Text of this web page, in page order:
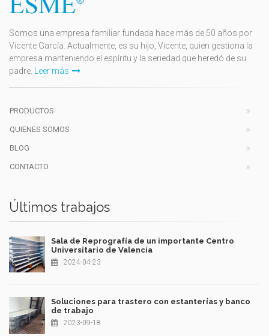
Somos una empresa familiar fundada hace más de 50 años por
Vicente García. Actualmente, es su hijo, Vicente, quien gestiona la
empresa manteniendo el espíritu y la seriedad que heredó de su
padre.
Leer más
PRODUCTOS
QUIENES SOMOS
BLOG
CONTACTO
Últimos trabajos
Sala de Reprografía de un importante Centro
Universitario de Valencia
2024-04-23
Soluciones para trastero con estanterías y banco
de trabajo
2023-09-18